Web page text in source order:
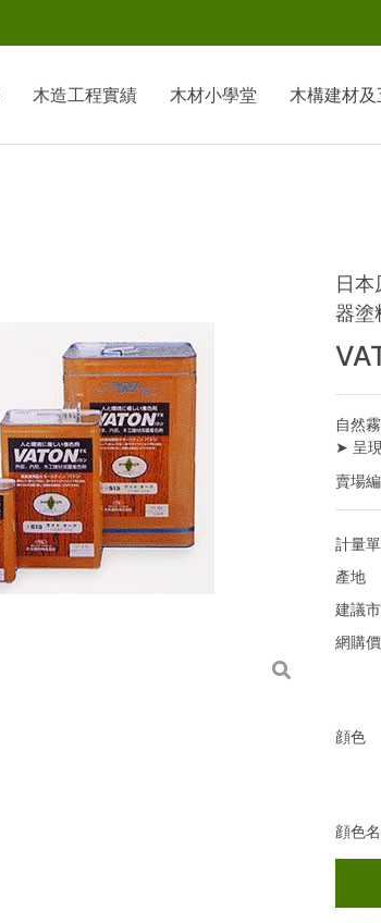
木造工程實績 木材小學堂 木構建材及
日
器塗
自然
➤ 呈
賣場
計量
產地
建議
網購價
顔色
顔色